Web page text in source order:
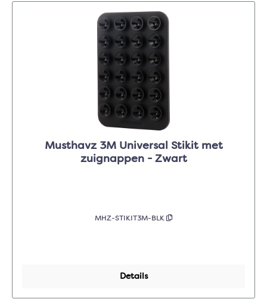
Musthavz 3M Universal Stikit met
zuignappen - Zwart
MHZ-STIKIT3M-BLK
Details